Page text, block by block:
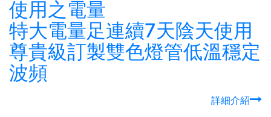
使用之電量
特大電量足連續7天陰天使用
尊貴級訂製雙色燈管低溫穩定
波頻
詳細介紹